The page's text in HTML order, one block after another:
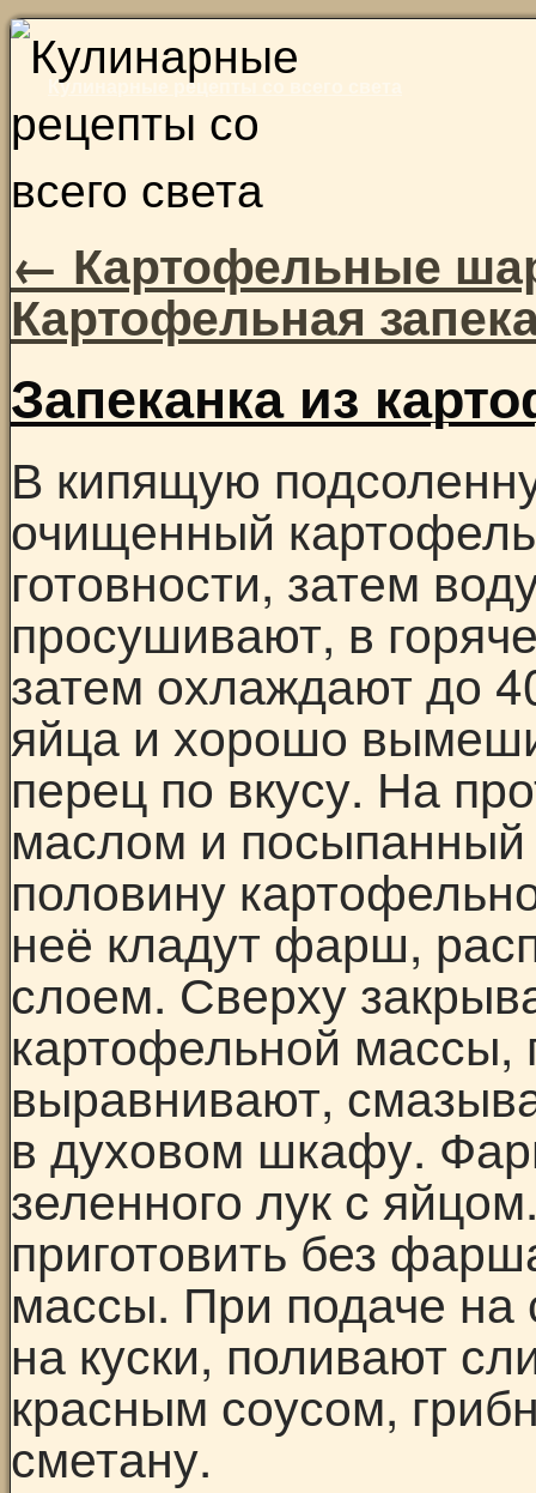
Кулинарные рецепты со всего света
Skip
content
← Картофельные
Картофельная
Запеканка из
В кипящую
очищенный
готовности, затем
просушивают, в
затем охлаждают до
яйца и хорошо
перец по вкусу. На
маслом и
половину
неё кладут фарш,
слоем. Сверху
картофельной массы,
выравнивают,
в духовом шкафу.
зеленного лук с
приготовить без
массы. При подаче на
на куски, поливают
красным соусом,
сметану.